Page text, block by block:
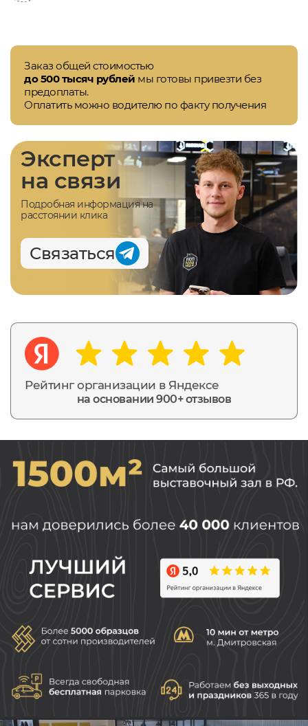
Заказ общей стоимостью
до 500 тысяч рублей мы готовы привезти без
предоплаты.
Оплатить можно водителю по факту получения
Рейтинг организации в Яндексе
на основании 900+ отзывов
Эксперт
на связи
Подробная информация на
расстоянии клика
Связаться